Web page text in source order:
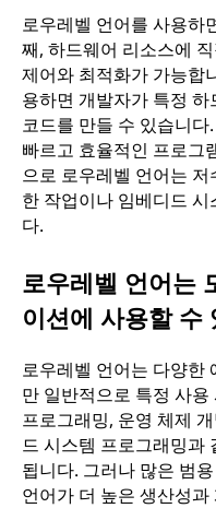
로우레벨 언어를 사용하
째, 하드웨어 리소스에
제어와 최적화가 가능합
용하면 개발자가 특정
코드를 만들 수 있습니
빠르고 효율적인 프로그
으로 로우레벨 언어는
한 작업이나 임베디드
다.
로우레벨 언어는
이션에 사용할 수
로우레벨 언어는 다양한
만 일반적으로 특정 사
프로그래밍, 운영 체제
드 시스템 프로그래밍과
됩니다. 그러나 많은 범
언어가 더 높은 생산성